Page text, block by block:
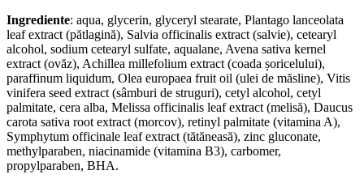
Ingrediente: aqua, glycerin, glyceryl stearate, Plantago lanceolata
leaf extract (pătlagină), Salvia officinalis extract (salvie), cetearyl
alcohol, sodium cetearyl sulfate, aqualane, Avena sativa kernel
extract (ovăz), Achillea millefolium extract (coada șoricelului),
paraffinum liquidum, Olea europaea fruit oil (ulei de măsline), Vitis
vinifera seed extract (sâmburi de struguri), cetyl alcohol, cetyl
palmitate, cera alba, Melissa officinalis leaf extract (melisă), Daucus
carota sativa root extract (morcov), retinyl palmitate (vitamina A),
Symphytum officinale leaf extract (tătăneasă), zinc gluconate,
methylparaben, niacinamide (vitamina B3), carbomer,
propylparaben, BHA.